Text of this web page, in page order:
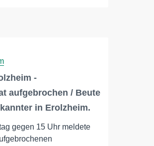
-
aufgebrochen / Beute
in Erolzheim.
gegen 15 Uhr meldete